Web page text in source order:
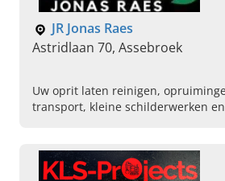
JR Jonas Raes
Astridlaan 70, Assebroek
Uw oprit laten reinigen,
transport, kleine schilderwerken